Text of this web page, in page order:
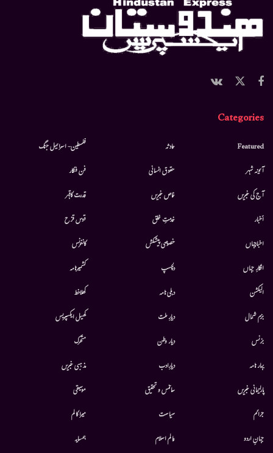
Categories
Featured
آئینہ شہر
آج کی خبریں
أخبار
اخبارجہاں
افکارِ جہاں
الیکشن
بزم شمال
بزنس
بہار نامہ
پارلیمانی خبریں
جرائم
جہانِ اردو
حادثہ
حقوق انسانی
خاص خبریں
خدمتِ خلق
خصوصی پیشکش
دلچسپ
دہلی نامہ
دیارِ ملت
دیار وطن
دیارِادب
سائنس و تحقیق
سیاست
عالم اسلام
فلسطین- اسرائیل جنگ
فن فنکار
قدرت کاقہر
قوس قزح
کانفرنس
کشمیرنامہ
کھلاخط
کھیل ایکسپریس
متحرك
مذہبی خبریں
موسيقى
میرا کالم
ہمسایہ